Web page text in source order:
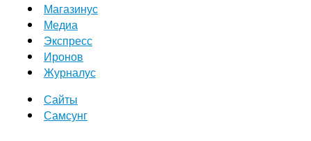
Магазинус
Медиа
Экспресс
Иронов
Журналус
Сайты
Самсунг